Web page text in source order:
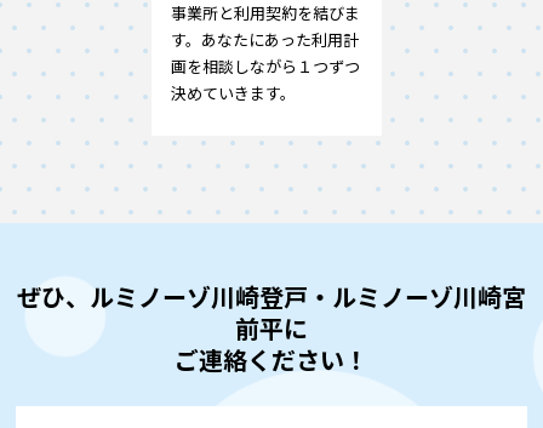
事業所と利用契約を結びま
す。あなたにあった利用計
画を相談しながら１つずつ
決めていきます。
ぜひ、ルミノーゾ川崎登戸・ルミノーゾ川崎宮
前平に
ご連絡ください！